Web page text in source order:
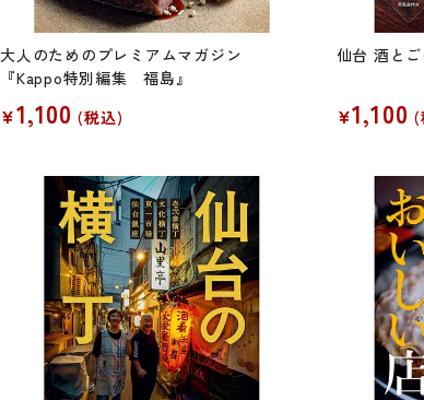
大人のためのプレミアムマガジン
『Kappo特別編集 福島』
¥1,100 税込
仙台 酒とご
¥1,100